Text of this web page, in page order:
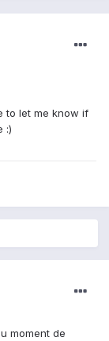
to let me know if
:)
moment de